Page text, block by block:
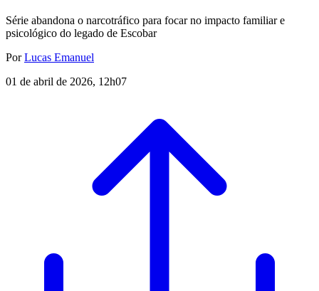
Série abandona o narcotráfico para focar no impacto familiar e
psicológico do legado de Escobar
PorLucas Emanuel
01 de abril de 2026, 12h07